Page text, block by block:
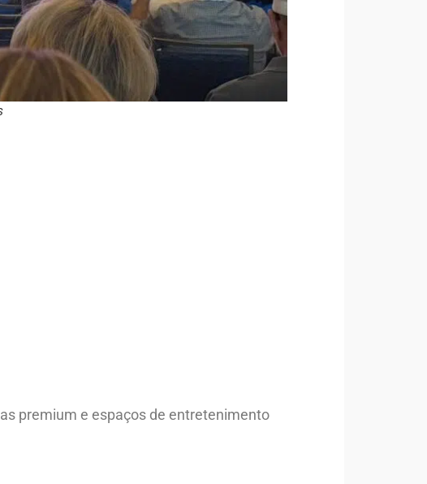
premium e espaços de entretenimento